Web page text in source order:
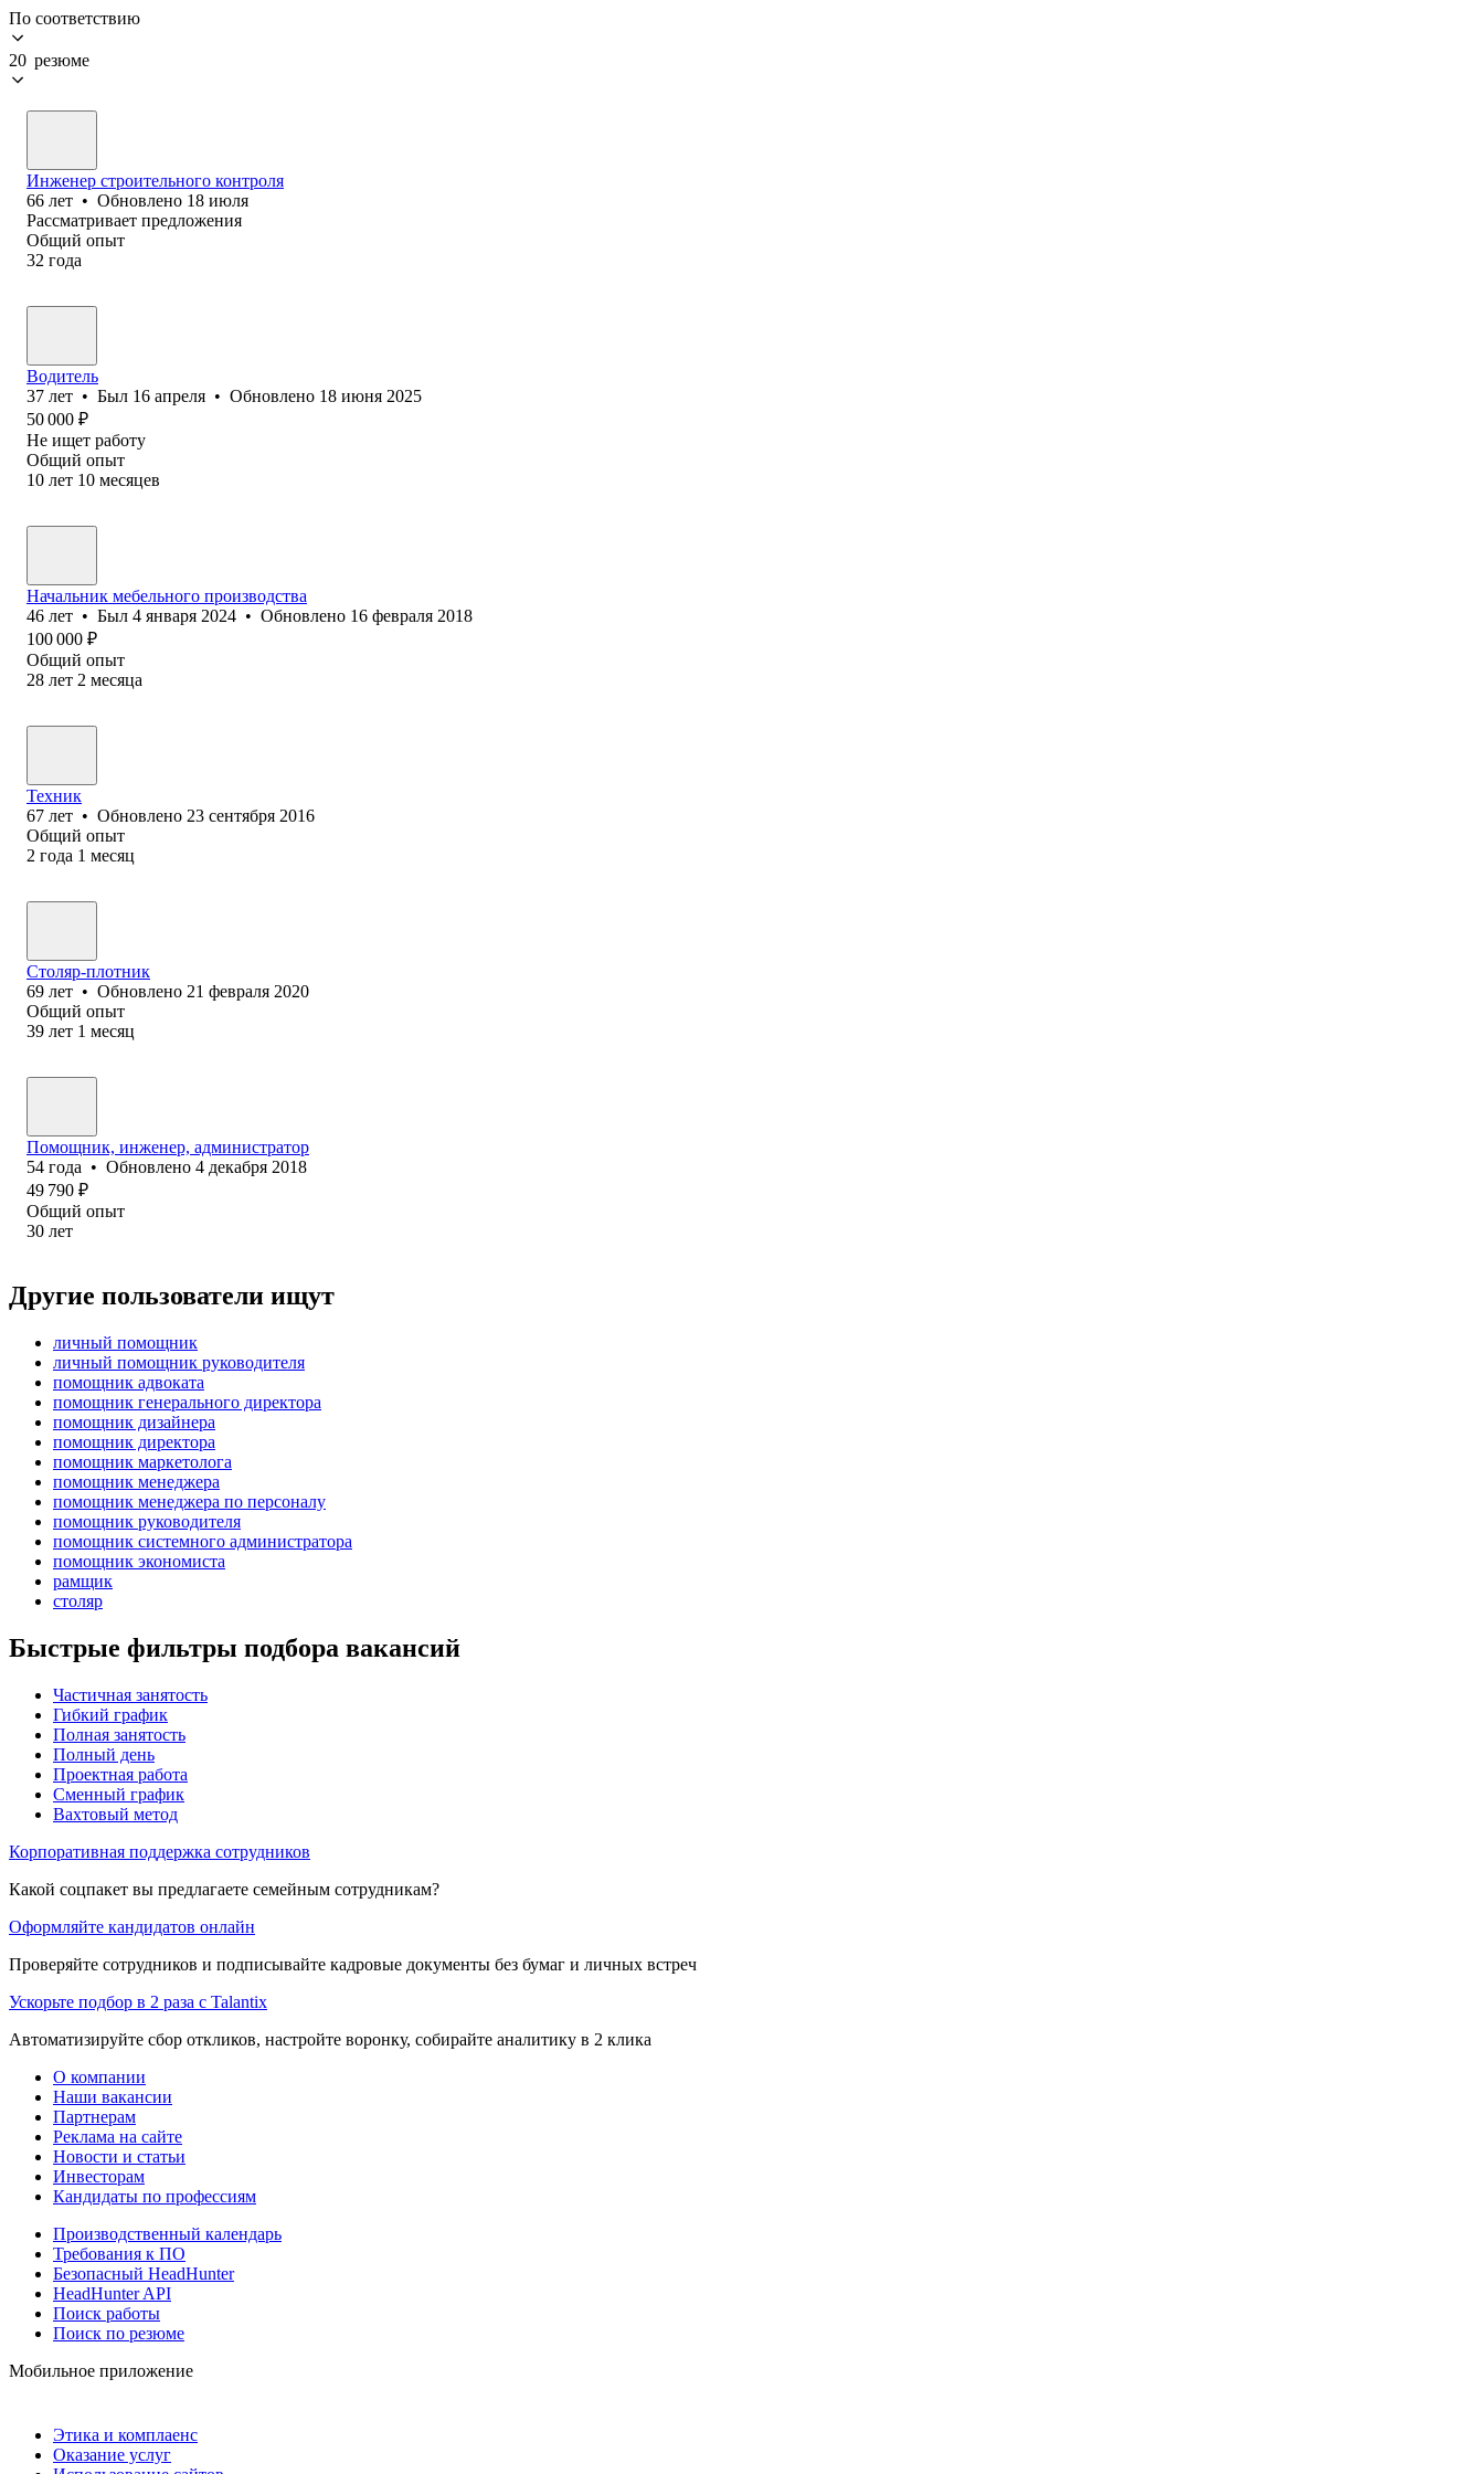
По соответствию
20 резюме
Инженер строительного контроля
66 лет • Обновлено 18 июля
Рассматривает предложения
Общий опыт
32 года
Водитель
37 лет • Был 16 апреля • Обновлено 18 июня 2025
50 000 ₽
Не ищет работу
Общий опыт
10 лет 10 месяцев
Начальник мебельного производства
46 лет • Был 4 января 2024 • Обновлено 16 февраля 2018
100 000 ₽
Общий опыт
28 лет 2 месяца
Техник
67 лет • Обновлено 23 сентября 2016
Общий опыт
2 года 1 месяц
Столяр-плотник
69 лет • Обновлено 21 февраля 2020
Общий опыт
39 лет 1 месяц
Помощник, инженер, администратор
54 года • Обновлено 4 декабря 2018
49 790 ₽
Общий опыт
30 лет
Другие пользователи ищут
личный помощник
личный помощник руководителя
помощник адвоката
помощник генерального директора
помощник дизайнера
помощник директора
помощник маркетолога
помощник менеджера
помощник менеджера по персоналу
помощник руководителя
помощник системного администратора
помощник экономиста
рамщик
столяр
Быстрые фильтры подбора вакансий
Частичная занятость
Гибкий график
Полная занятость
Полный день
Проектная работа
Сменный график
Вахтовый метод
Корпоративная поддержка сотрудников
Какой соцпакет вы предлагаете семейным сотрудникам?
Оформляйте кандидатов онлайн
Проверяйте сотрудников и подписывайте кадровые документы без бумаг и личных встреч
Ускорьте подбор в 2 раза с Talantix
Автоматизируйте сбор откликов, настройте воронку, собирайте аналитику в 2 клика
О компании
Наши вакансии
Партнерам
Реклама на сайте
Новости и статьи
Инвесторам
Кандидаты по профессиям
Производственный календарь
Требования к ПО
Безопасный HeadHunter
HeadHunter API
Поиск работы
Поиск по резюме
Мобильное приложение
Этика и комплаенс
Оказание услуг